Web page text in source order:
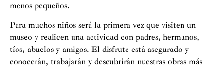
menos pequeños.
Para muchos niños será la primera vez que visiten un
museo y realicen una actividad con padres, hermanos,
tíos, abuelos y amigos. El disfrute está asegurado y
conocerán, trabajarán y descubrirán nuestras obras más